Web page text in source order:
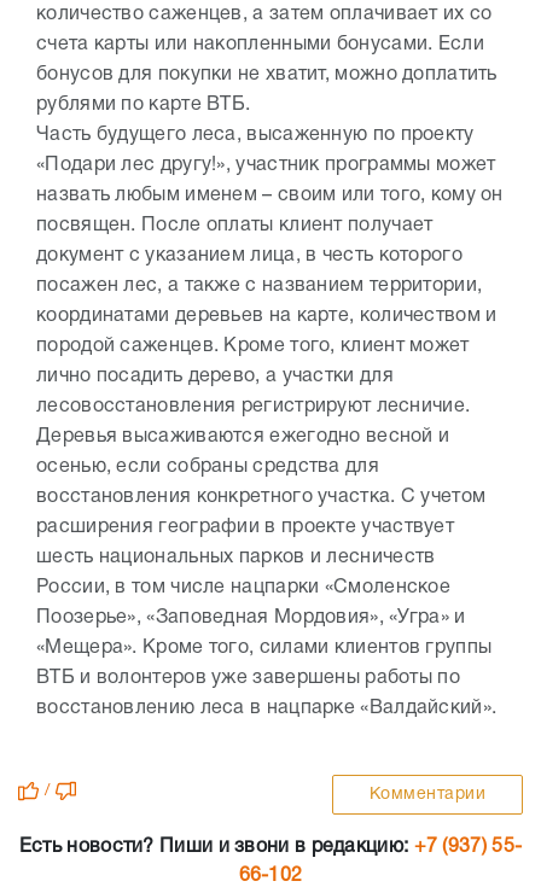
количество саженцев, а затем оплачивает их со
счета карты или накопленными бонусами. Если
бонусов для покупки не хватит, можно доплатить
рублями по карте ВТБ.
Часть будущего леса, высаженную по проекту
«Подари лес другу!», участник программы может
назвать любым именем – своим или того, кому он
посвящен. После оплаты клиент получает
документ с указанием лица, в честь которого
посажен лес, а также с названием территории,
координатами деревьев на карте, количеством и
породой саженцев. Кроме того, клиент может
лично посадить дерево, а участки для
лесовосстановления регистрируют лесничие.
Деревья высаживаются ежегодно весной и
осенью, если собраны средства для
восстановления конкретного участка. С учетом
расширения географии в проекте участвует
шесть национальных парков и лесничеств
России, в том числе нацпарки «Смоленское
Поозерье», «Заповедная Мордовия», «Угра» и
«Мещера». Кроме того, силами клиентов группы
ВТБ и волонтеров уже завершены работы по
восстановлению леса в нацпарке «Валдайский».
/ Комментарии
Есть новости? Пиши и звони в редакцию: +7 (937) 55-
66-102